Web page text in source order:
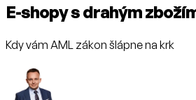
E-shopy s drahým
Kdy vám AML zákon šlápne na krk